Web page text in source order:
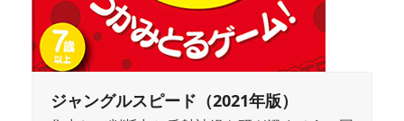
ジャングルスピード（2021年版）